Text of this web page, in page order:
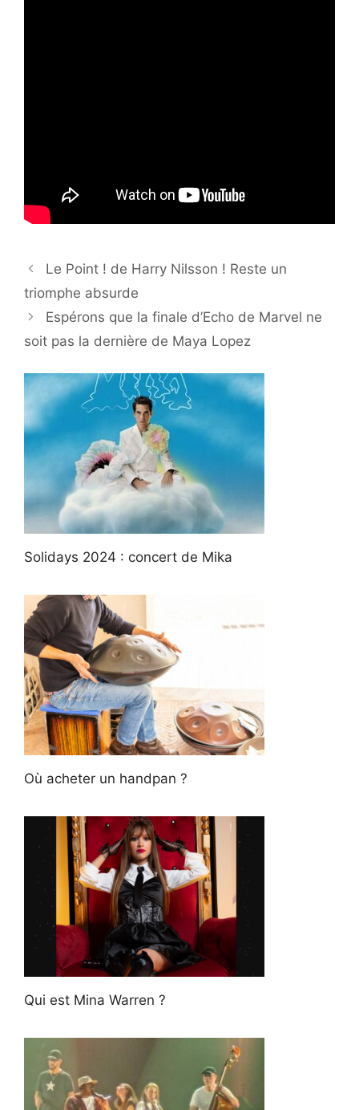
Le Point ! de Harry Nilsson ! Reste un
triomphe absurde
Espérons que la finale d’Echo de Marvel ne
soit pas la dernière de Maya Lopez
Solidays 2024 : concert de Mika
Où acheter un handpan ?
Qui est Mina Warren ?